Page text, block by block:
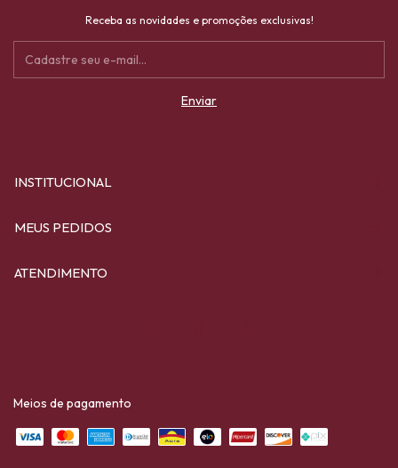
Receba as novidades e promoções exclusivas!
INSTITUCIONAL
MEUS PEDIDOS
ATENDIMENTO
Meios de pagamento